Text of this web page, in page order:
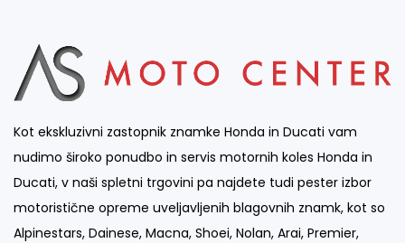
Kot ekskluzivni zastopnik znamke Honda in Ducati vam
nudimo široko ponudbo in servis motornih koles Honda in
Ducati, v naši spletni trgovini pa najdete tudi pester izbor
motoristične opreme uveljavljenih blagovnih znamk, kot so
Alpinestars, Dainese, Macna, Shoei, Nolan, Arai, Premier,